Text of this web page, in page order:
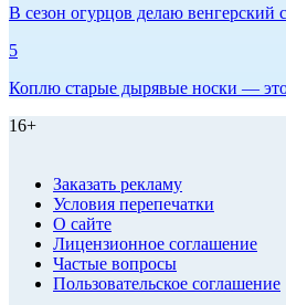
В сезон огурцов делаю венгерский
5
Коплю старые дырявые носки — это
16+
Заказать рекламу
Условия перепечатки
О сайте
Лицензионное соглашение
Частые вопросы
Пользовательское соглашение